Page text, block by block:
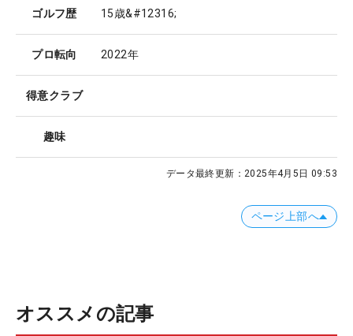
ゴルフ歴 15歳&#12316;
プロ転向 2022年
得意クラブ
趣味
データ最終更新： 2025年4月5日 09:53
ページ上部へ
オススメの記事